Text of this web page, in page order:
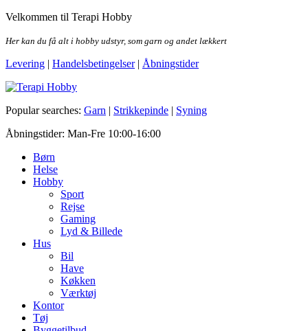
Skip
the
Velkommen til Terapi Hobby
Her kan du få alt i hobby udstyr, som garn og andet lækkert
Levering | Handelsbetingelser| Åbningstider
Terapi Hobby
Popular searches: Garn | Strikkepinde | Syning
Åbningstider: Man-Fre 10:00-16:00
Børn
Helse
Hobby
Sport
Rejse
Gaming
Lyd & Billede
Hus
Bil
Have
Køkken
Værktøj
Kontor
Tøj